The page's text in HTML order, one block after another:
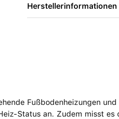
Herstellerinformationen
Fußbodenheizungen
Status an. Zudem misst